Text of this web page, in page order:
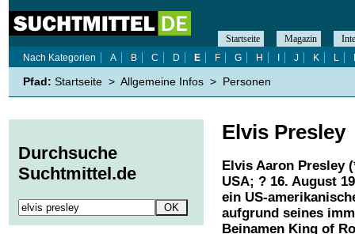
Elvis Presley
Elvis Aaron Presley
USA; ? 16. August
ein US-
aufgrund seines
Beinamen King of
Startseite Magazin
Nach Kategorien
A B C D E F G H J K L
Pfad: Startseite > Allgemeine Infos > Personen
Durchsuche
Suchtmittel.de